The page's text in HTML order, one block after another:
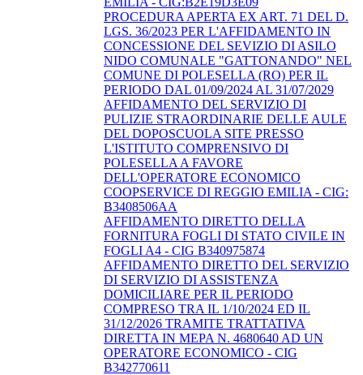
PROCEDURA APERTA EX ART. 71 DEL D.
LGS. 36/2023 PER L'AFFIDAMENTO IN
CONCESSIONE DEL SEVIZIO DI ASILO
NIDO COMUNALE "GATTONANDO" NEL
COMUNE DI POLESELLA (RO) PER IL
PERIODO DAL 01/09/2024 AL 31/07/2029
AFFIDAMENTO DEL SERVIZIO DI
PULIZIE STRAORDINARIE DELLE AULE
DEL DOPOSCUOLA SITE PRESSO
L'ISTITUTO COMPRENSIVO DI
POLESELLA A FAVORE
DELL'OPERATORE ECONOMICO
COOPSERVICE DI REGGIO EMILIA - CIG:
B3408506AA
AFFIDAMENTO DIRETTO DELLA
FORNITURA FOGLI DI STATO CIVILE IN
FOGLI A4 - CIG B340975874
AFFIDAMENTO DIRETTO DEL SERVIZIO
DI SERVIZIO DI ASSISTENZA
DOMICILIARE PER IL PERIODO
COMPRESO TRA IL 1/10/2024 ED IL
31/12/2026 TRAMITE TRATTATIVA
DIRETTA IN MEPA N. 4680640 AD UN
OPERATORE ECONOMICO - CIG
B342770611